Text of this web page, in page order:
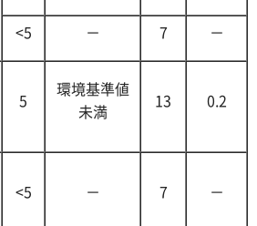
<5 － 7 －
5
環境基準値
未満
13 0.2
<5 － 7 －